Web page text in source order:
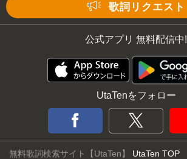
歌詞リクエスト
公式アプリ 無料配信中!
UtaTenをフォロー
無料歌詞検索サイト【UtaTen】 UtaTen TOP